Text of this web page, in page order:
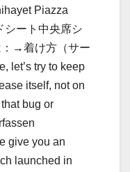
Piazza
シート中央席シ
：→着け方（サー
let’s try to keep
itself, not on
bug or
give you an
launched in